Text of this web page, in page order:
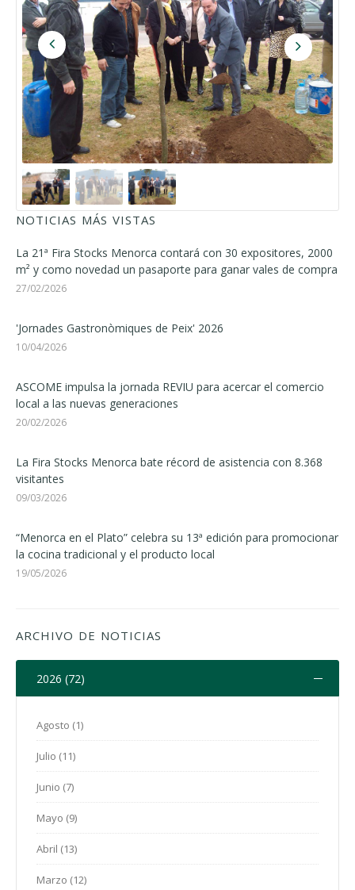
NOTICIAS MÁS VISTAS
La 21ª Fira Stocks Menorca contará con 30 expositores, 2000
m² y como novedad un pasaporte para ganar vales de compra
27/02/2026
'Jornades Gastronòmiques de Peix' 2026
10/04/2026
ASCOME impulsa la jornada REVIU para acercar el comercio
local a las nuevas generaciones
20/02/2026
La Fira Stocks Menorca bate récord de asistencia con 8.368
visitantes
09/03/2026
“Menorca en el Plato” celebra su 13ª edición para promocionar
la cocina tradicional y el producto local
19/05/2026
ARCHIVO DE NOTICIAS
2026 (72)
Agosto (1)
Julio (11)
Junio (7)
Mayo (9)
Abril (13)
Marzo (12)